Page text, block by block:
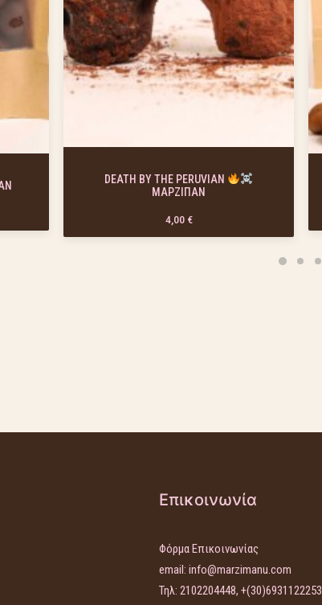
6,00 € through 12,00 €
DEATH BY THE PERUVIAN
ΜΑΡΖΙΠΑΝ
4,00 €
Επικοινωνία
Φόρμα Επικοινωνίας
email: info@marzimanu.com
Τηλ: 2102204448, +(30)6931122253